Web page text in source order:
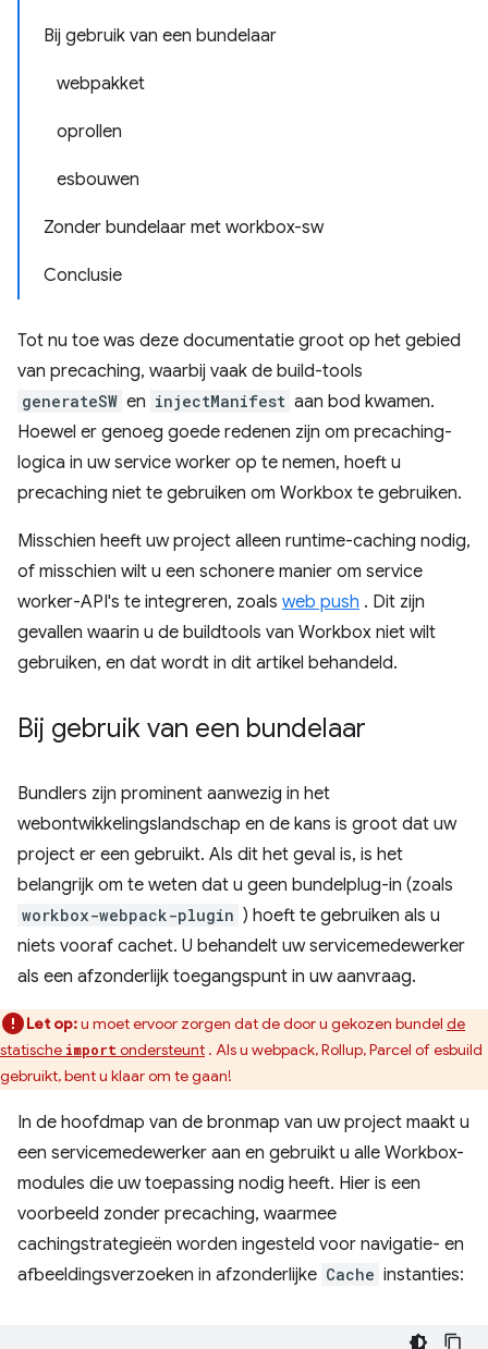
Bij gebruik van een bundelaar
webpakket
oprollen
esbouwen
Zonder bundelaar met workbox-sw
Conclusie
Tot nu toe was deze documentatie groot op het gebied
van precaching, waarbij vaak de build-tools
generateSW en injectManifest aan bod kwamen.
Hoewel er genoeg goede redenen zijn om precaching-
logica in uw service worker op te nemen, hoeft u
precaching niet te gebruiken om Workbox te gebruiken.
Misschien heeft uw project alleen runtime-caching nodig,
of misschien wilt u een schonere manier om service
worker-API's te integreren, zoals web push . Dit zijn
gevallen waarin u de buildtools van Workbox niet wilt
gebruiken, en dat wordt in dit artikel behandeld.
Bij gebruik van een bundelaar
Bundlers zijn prominent aanwezig in het
webontwikkelingslandschap en de kans is groot dat uw
project er een gebruikt. Als dit het geval is, is het
belangrijk om te weten dat u geen bundelplug-in (zoals
workbox-webpack-plugin ) hoeft te gebruiken als u
niets vooraf cachet. U behandelt uw servicemedewerker
als een afzonderlijk toegangspunt in uw aanvraag.
Let op:u moet ervoor zorgen dat de door u gekozen bundel de
statische import ondersteunt . Als u webpack, Rollup, Parcel of esbuild
gebruikt, bent u klaar om te gaan!
In de hoofdmap van de bronmap van uw project maakt u
een servicemedewerker aan en gebruikt u alle Workbox-
modules die uw toepassing nodig heeft. Hier is een
voorbeeld zonder precaching, waarmee
cachingstrategieën worden ingesteld voor navigatie- en
afbeeldingsverzoeken in afzonderlijke Cache instanties: